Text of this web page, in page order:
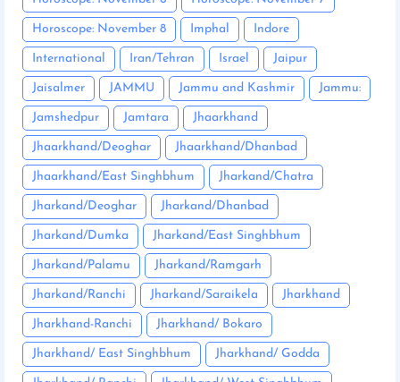
Horoscope: November 8 Imphal Indore
International Iran/Tehran Israel Jaipur
Jaisalmer JAMMU Jammu and Kashmir Jammu:
Jamshedpur Jamtara Jhaarkhand
Jhaarkhand/Deoghar Jhaarkhand/Dhanbad
Jhaarkhand/East Singhbhum Jharkand/Chatra
Jharkand/Deoghar Jharkand/Dhanbad
Jharkand/Dumka Jharkand/East Singhbhum
Jharkand/Palamu Jharkand/Ramgarh
Jharkand/Ranchi Jharkand/Saraikela Jharkhand
Jharkhand-Ranchi Jharkhand/ Bokaro
Jharkhand/ East Singhbhum Jharkhand/ Godda